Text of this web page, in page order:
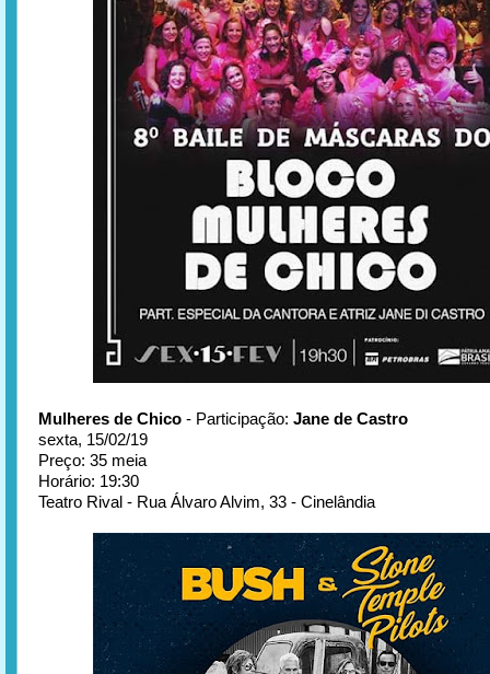
Mulheres de Chico - Participação: Jane de Castro
sexta, 15/02/19
Preço: 35 meia
Horário: 19:30
Teatro Rival - Rua Álvaro Alvim, 33 - Cinelândia